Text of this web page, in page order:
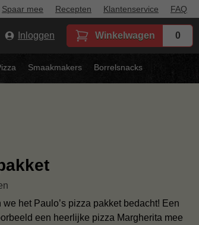
Spaar mee Recepten Klantenservice FAQ
Inloggen Winkelwagen 0
Smaakmakers Borrelsnacks
het Paulo’s pizza pakket bedacht! Een
een heerlijke pizza Margherita mee